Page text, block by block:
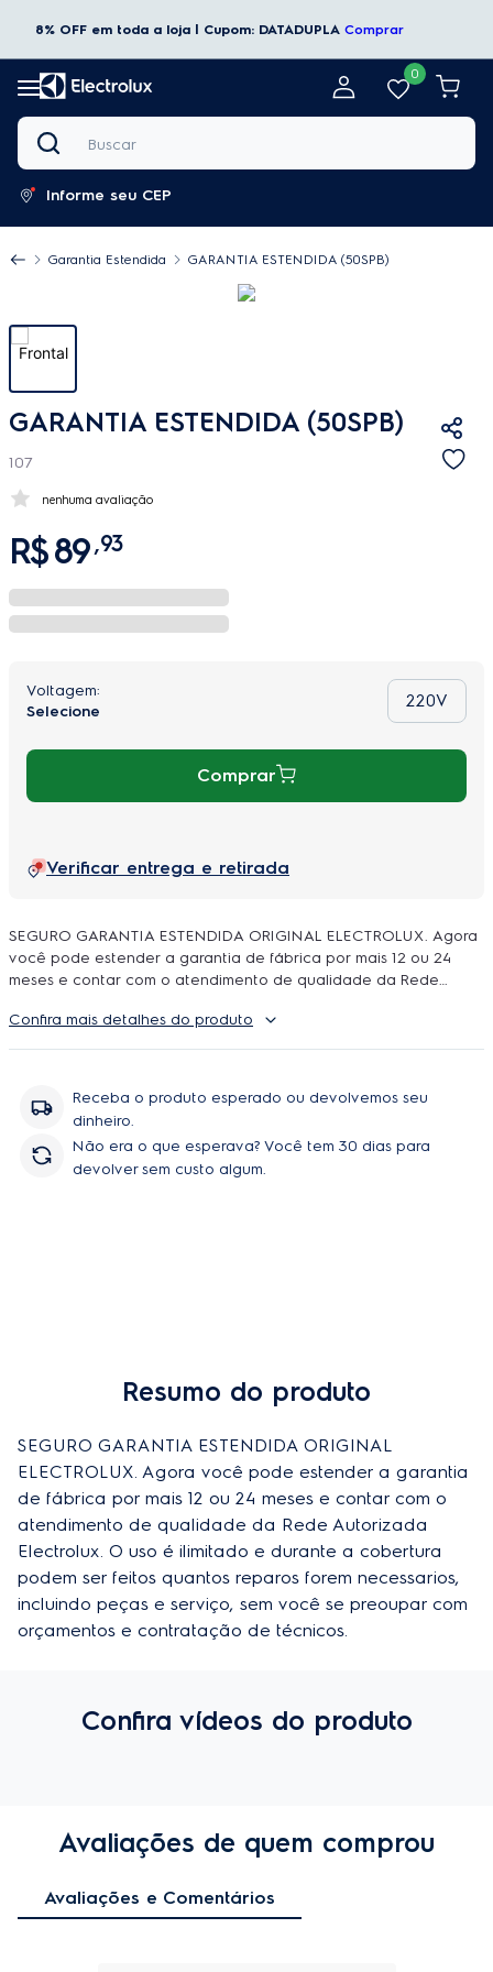
8% OFF em toda a loja | Cupom: DATADUPLA Comprar
0
Buscar
Informe seu CEP
Garantia Estendida GARANTIA ESTENDIDA (50SPB)
GARANTIA ESTENDIDA (50SPB)
107
nenhuma avaliação
R$89,93
220V
Comprar
Verificar entrega e retirada
SEGURO GARANTIA ESTENDIDA ORIGINAL ELECTROLUX. Agora
você pode estender a garantia de fábrica por mais 12 ou 24
meses e contar com o atendimento de qualidade da Rede
podem ser feitos quantos reparos forem necessarios, incluindo
peças e serviço, sem você se preoupar com orçamentos e
Confira mais detalhes do produto
Receba o produto esperado ou devolvemos seu
dinheiro.
Não era o que esperava? Você tem 30 dias para
devolver sem custo algum.
Resumo do produto
SEGURO GARANTIA ESTENDIDA ORIGINAL
ELECTROLUX. Agora você pode estender a garantia
de fábrica por mais 12 ou 24 meses e contar com o
atendimento de qualidade da Rede Autorizada
Electrolux. O uso é ilimitado e durante a cobertura
podem ser feitos quantos reparos forem necessarios,
incluindo peças e serviço, sem você se preoupar com
orçamentos e contratação de técnicos.
Confira vídeos do produto
Avaliações de quem comprou
Avaliações e Comentários